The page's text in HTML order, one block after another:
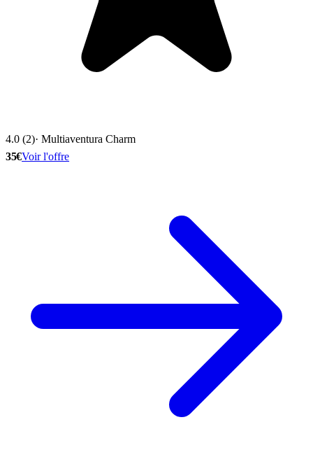
4.0 (2)· Multiaventura Charm
35€Voir l'offre